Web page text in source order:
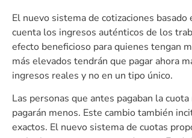
El nuevo sistema de cotizaciones
cuenta los ingresos auténticos de los
efecto beneficioso para quienes tengan
más elevados tendrán que pagar ahora
ingresos reales y no en un tipo único.
Las personas que antes pagaban la
pagarán menos. Este cambio también
exactos. El nuevo sistema de cuotas